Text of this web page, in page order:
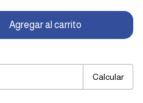
Calcular